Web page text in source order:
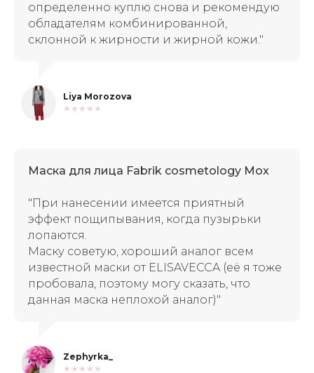
определенно куплю снова и рекомендую
обладателям комбинированной,
склонной к жирности и жирной кожи."
Liya Morozova
★★★★★
Маска для лица Fabrik cosmetology Mox
"При нанесении имеется приятный
эффект пощипывания, когда пузырьки
лопаются.
Маску советую, хороший аналог всем
известной маски от ELISAVECCA (её я тоже
пробовала, поэтому могу сказать, что
данная маска неплохой аналог)"
Zephyrka_
★★★★★